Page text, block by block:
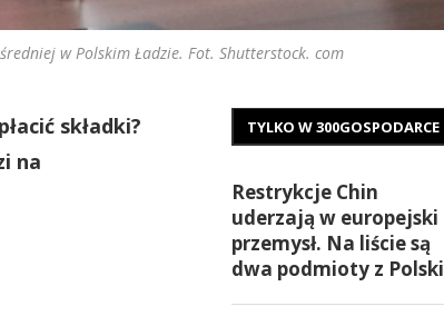
w Polskim Ładzie. Fot. Shutterstock. com
składki?
na
TYLKO W 300GOSPODARCE
Restrykcje Chin
uderzają w europejski
przemysł. Na liście są
dwa podmioty z Polski